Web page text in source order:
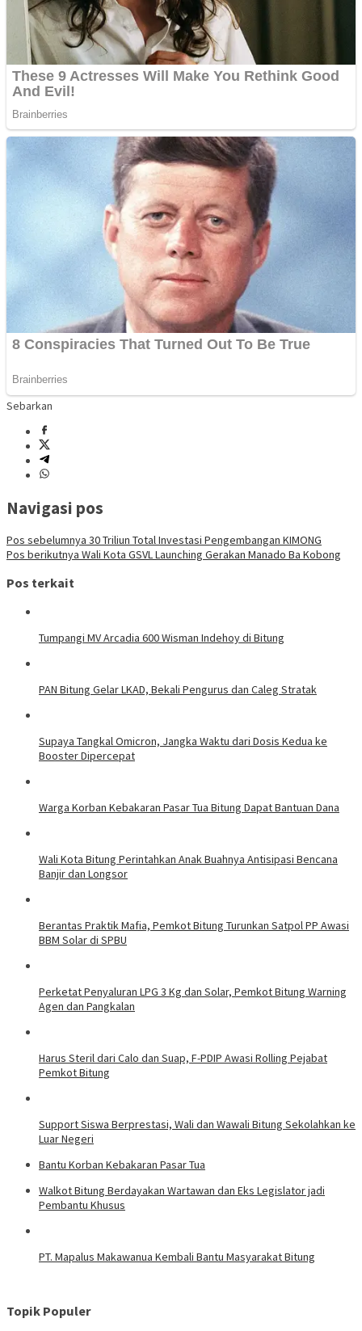
Sebarkan
Navigasi pos
Pos sebelumnya 30 Triliun Total Investasi Pengembangan KIMONG
Pos berikutnya Wali Kota GSVL Launching Gerakan Manado Ba Kobong
Pos terkait
Tumpangi MV Arcadia 600 Wisman Indehoy di Bitung
PAN Bitung Gelar LKAD, Bekali Pengurus dan Caleg Stratak
Supaya Tangkal Omicron, Jangka Waktu dari Dosis Kedua ke
Booster Dipercepat
Warga Korban Kebakaran Pasar Tua Bitung Dapat Bantuan Dana
Wali Kota Bitung Perintahkan Anak Buahnya Antisipasi Bencana
Banjir dan Longsor
Berantas Praktik Mafia, Pemkot Bitung Turunkan Satpol PP Awasi
BBM Solar di SPBU
Perketat Penyaluran LPG 3 Kg dan Solar, Pemkot Bitung Warning
Agen dan Pangkalan
Harus Steril dari Calo dan Suap, F-PDIP Awasi Rolling Pejabat
Pemkot Bitung
Support Siswa Berprestasi, Wali dan Wawali Bitung Sekolahkan ke
Luar Negeri
Bantu Korban Kebakaran Pasar Tua
Walkot Bitung Berdayakan Wartawan dan Eks Legislator jadi
Pembantu Khusus
PT. Mapalus Makawanua Kembali Bantu Masyarakat Bitung
Topik Populer